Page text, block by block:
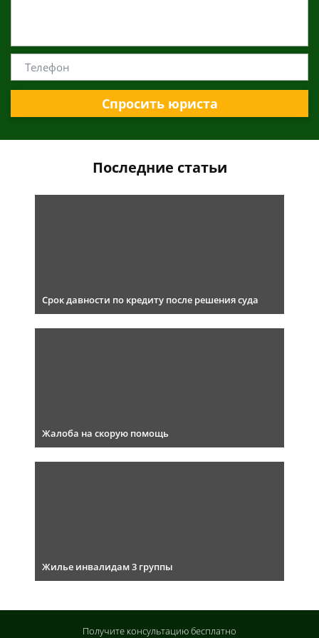
Спросить юриста
Последние статьи
Срок давности по кредиту после решения суда
Жалоба на скорую помощь
Жилье инвалидам 3 группы
Получите консультациюбесплатно